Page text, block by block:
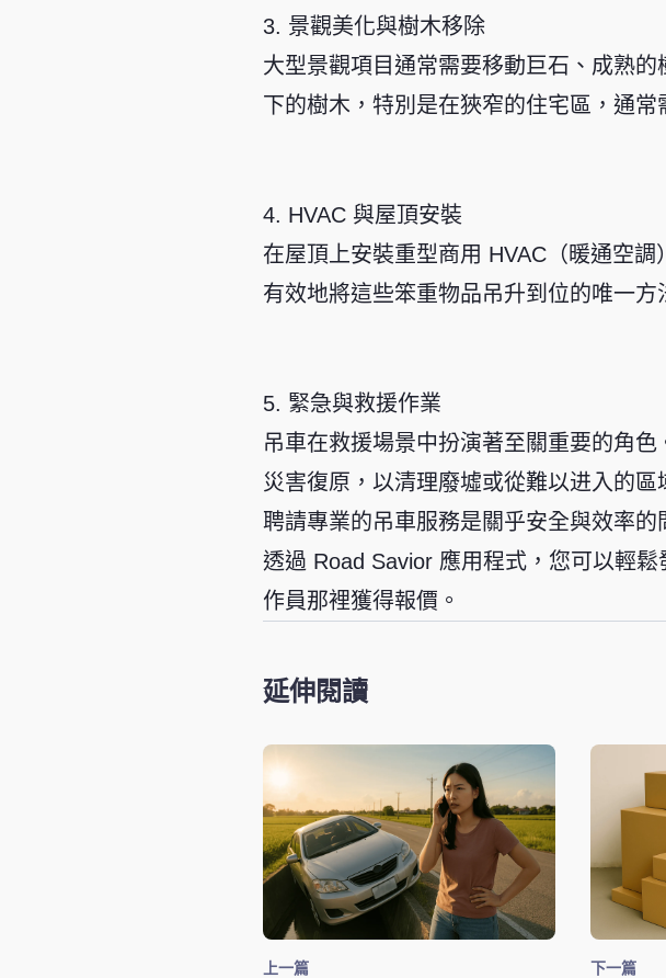
3. 景觀美化與樹木移除
大型景觀項目通常需要移動巨石、成熟
下的樹木，特別是在狹窄的住宅區，通
4. HVAC 與屋頂安裝
在屋頂上安裝重型商用 HVAC（暖通空
有效地將這些笨重物品吊升到位的唯一
5. 緊急與救援作業
吊車在救援場景中扮演著至關重要的角
災害復原，以清理廢墟或從難以进入的區
聘請專業的吊車服務是關乎安全與效率
透過 Road Savior 應用程式，您可以輕
作員那裡獲得報價。
延伸閱讀
上一篇 下一篇